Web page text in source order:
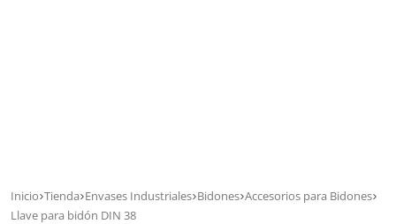
Inicio Tienda Envases Industriales Bidones Accesorios para Bidones
Llave para bidón DIN 38